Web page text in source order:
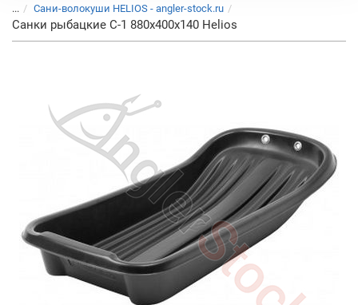
... Сани-волокуши HELIOS - angler-stock.ru
Санки рыбацкие С-1 880x400x140 Helios